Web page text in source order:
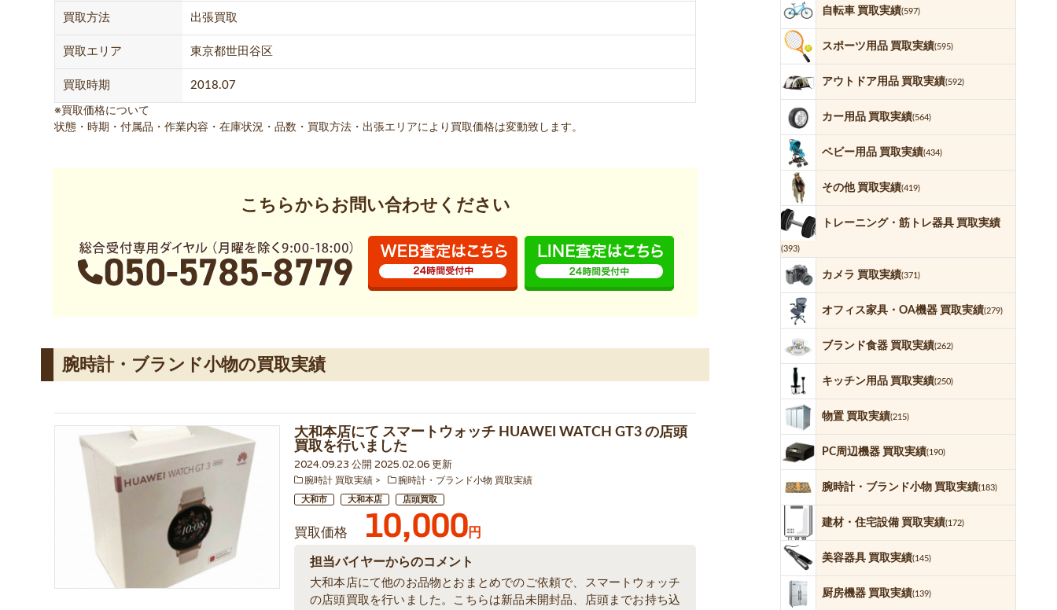
買取方法 出張買取
買取エリア 東京都世田谷区
買取時期 2018.07
※買取価格について
状態・時期・付属品・作業内容・在庫状況・品数・買取方法・出張エリアにより買取価格は変動致します。
こちらからお問い合わせください
腕時計・ブランド小物の買取実績
大和本店にて スマートウォッチ HUAWEI WATCH GT3 の店頭
買取を行いました
2024.09.23 公開 2025.02.06 更新
腕時計 買取実績 腕時計・ブランド小物 買取実績
大和市 大和本店 店頭買取
買取価格 10,000円
担当バイヤーからのコメント
大和本店にて他のお品物とおまとめでのご依頼で、スマートウォッチ
の店頭買取を行いました。こちらは新品未開封品、店頭までお持ち込
自転車 買取実績(597)
スポーツ用品 買取実績(595)
アウトドア用品 買取実績(592)
カー用品 買取実績(564)
ベビー用品 買取実績(434)
その他 買取実績(419)
トレーニング・筋トレ器具 買取実績
(393)
カメラ 買取実績(371)
オフィス家具・OA機器 買取実績(279)
ブランド食器 買取実績(262)
キッチン用品 買取実績(250)
物置 買取実績(215)
PC周辺機器 買取実績(190)
腕時計・ブランド小物 買取実績(183)
建材・住宅設備 買取実績(172)
美容器具 買取実績(145)
厨房機器 買取実績(139)